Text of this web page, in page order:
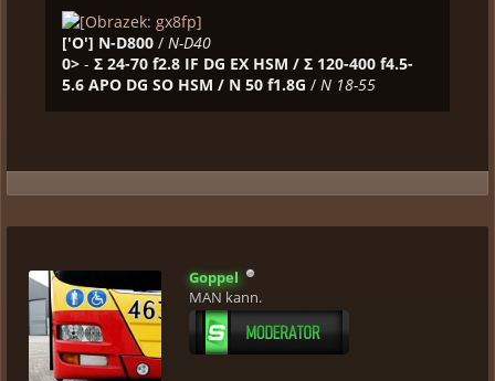
['O'] N-D800 / N-D40
0> - Σ 24-70 f2.8 IF DG EX HSM / Σ 120-400 f4.5-
5.6 APO DG SO HSM / N 50 f1.8G / N 18-55
Goppel
MAN kann.